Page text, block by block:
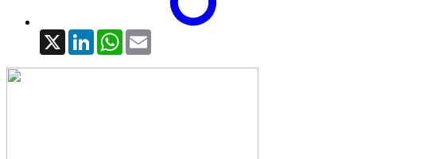
X LinkedInWhatsApp